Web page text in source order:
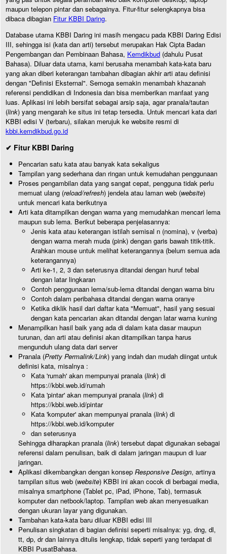
maupun telepon pintar dan sebagainya. Fitur-fitur selengkapnya bisa
dibaca dibagian Fitur KBBI Daring.
Database utama KBBI Daring ini masih mengacu pada KBBI Daring Edisi
III, sehingga isi (kata dan arti) tersebut merupakan Hak Cipta Badan
Pengembangan dan Pembinaan Bahasa, Kemdikbud (dahulu Pusat
Bahasa). Diluar data utama, kami berusaha menambah kata-kata baru
yang akan diberi keterangan tambahan dibagian akhir arti atau definisi
dengan "Definisi Eksternal". Semoga semakin menambah khazanah
referensi pendidikan di Indonesia dan bisa memberikan manfaat yang
luas. Aplikasi ini lebih bersifat sebagai arsip saja, agar pranala/tautan
(link) yang mengarah ke situs ini tetap tersedia. Untuk mencari kata dari
KBBI edisi V (terbaru), silakan merujuk ke website resmi di
kbbi.kemdikbud.go.id
✔ Fitur KBBI Daring
Pencarian satu kata atau banyak kata sekaligus
Tampilan yang sederhana dan ringan untuk kemudahan penggunaan
Proses pengambilan data yang sangat cepat, pengguna tidak perlu
memuat ulang (reload/refresh) jendela atau laman web (website)
untuk mencari kata berikutnya
Arti kata ditampilkan dengan warna yang memudahkan mencari lema
maupun sub lema. Berikut beberapa penjelasannya:
Jenis kata atau keterangan istilah semisal n (nomina), v (verba)
dengan warna merah muda (pink) dengan garis bawah titik-titik.
Arahkan mouse untuk melihat keterangannya (belum semua ada
keterangannya)
Arti ke-1, 2, 3 dan seterusnya ditandai dengan huruf tebal
dengan latar lingkaran
Contoh penggunaan lema/sub-lema ditandai dengan warna biru
Contoh dalam peribahasa ditandai dengan warna oranye
Ketika diklik hasil dari daftar kata "Memuat", hasil yang sesuai
dengan kata pencarian akan ditandai dengan latar warna kuning
Menampilkan hasil baik yang ada di dalam kata dasar maupun
turunan, dan arti atau definisi akan ditampilkan tanpa harus
mengunduh ulang data dari server
Pranala (Pretty Permalink/Link) yang indah dan mudah diingat untuk
definisi kata, misalnya :
Kata 'rumah' akan mempunyai pranala (link) di
https://kbbi.web.id/rumah
Kata 'pintar' akan mempunyai pranala (link) di
https://kbbi.web.id/pintar
Kata 'komputer' akan mempunyai pranala (link) di
https://kbbi.web.id/komputer
dan seterusnya
Sehingga diharapkan pranala (link) tersebut dapat digunakan sebagai
referensi dalam penulisan, baik di dalam jaringan maupun di luar
jaringan.
Aplikasi dikembangkan dengan konsep Responsive Design, artinya
tampilan situs web (website) KBBI ini akan cocok di berbagai media,
misalnya smartphone (Tablet pc, iPad, iPhone, Tab), termasuk
komputer dan netbook/laptop. Tampilan web akan menyesuaikan
dengan ukuran layar yang digunakan.
Tambahan kata-kata baru diluar KBBI edisi III
Penulisan singkatan di bagian definisi seperti misalnya: yg, dng, dl,
tt, dp, dr dan lainnya ditulis lengkap, tidak seperti yang terdapat di
KBBI PusatBahasa.